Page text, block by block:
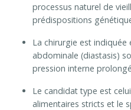
processus naturel de
prédispositions
La chirurgie est
abdominale (diastasis)
pression interne
Le candidat type est
alimentaires stricts et le